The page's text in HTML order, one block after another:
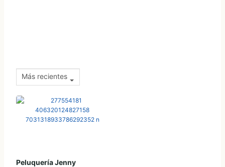
Más recientes
Peluquería Jenny